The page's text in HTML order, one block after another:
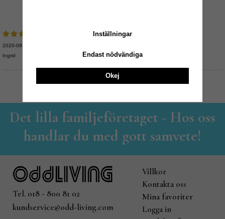
2020-08-09
Ingrid
Det lilla familjeföretaget - Hos oss
handlar du med gott samvete!
Tel. 018 - 800 81 02
kundservice@odd-living.com
Villkor
Kontakta oss
Mina favoriter
Logga in
Inställningar
Endast nödvändiga
Okej